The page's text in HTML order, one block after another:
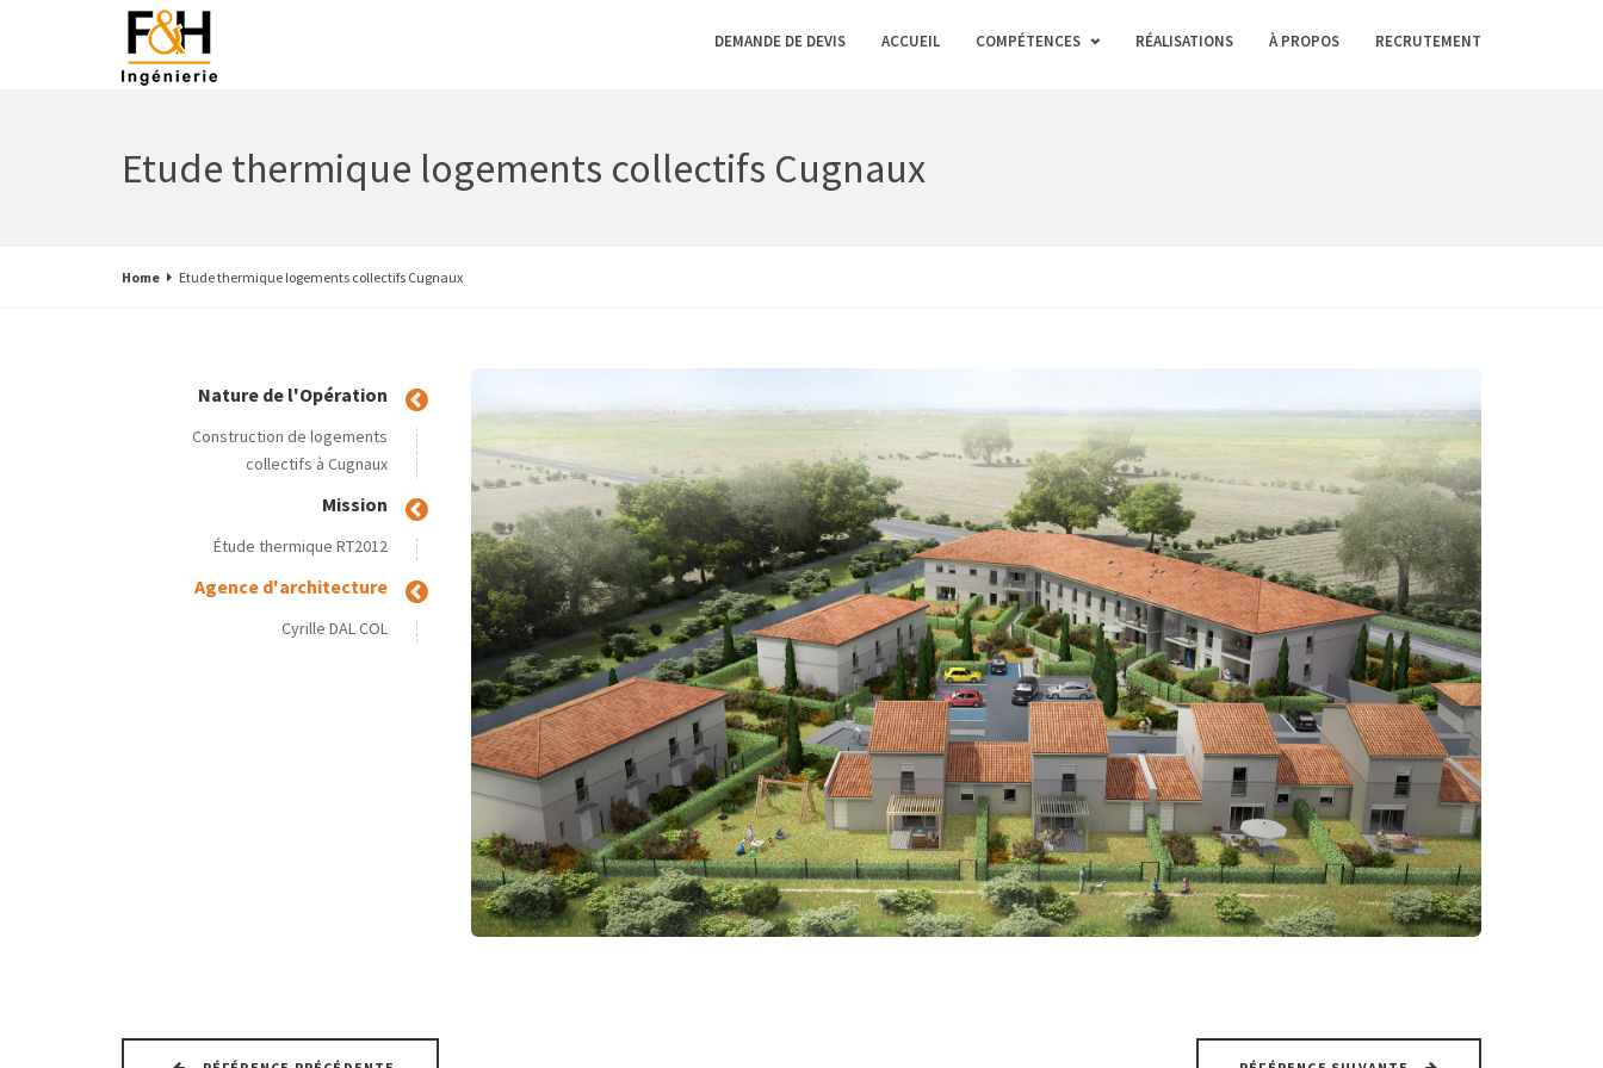
DEMANDE DE DEVIS ACCUEIL COMPÉTENCES RÉALISATIONS À PROPOS RECRUTEMENT
Etude thermique logements collectifs Cugnaux
Home Etude thermique logements collectifs Cugnaux
Nature de l'Opération
Construction de logements
collectifs à Cugnaux
Mission
Étude thermique RT2012
Agence d'architecture
Cyrille DAL COL